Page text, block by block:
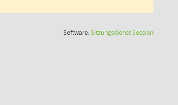
Software:SitzungsdienstSession(Wird in